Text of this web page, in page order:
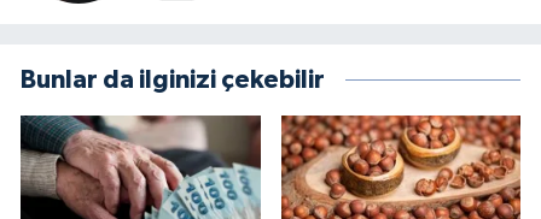
Bunlar da ilginizi çekebilir